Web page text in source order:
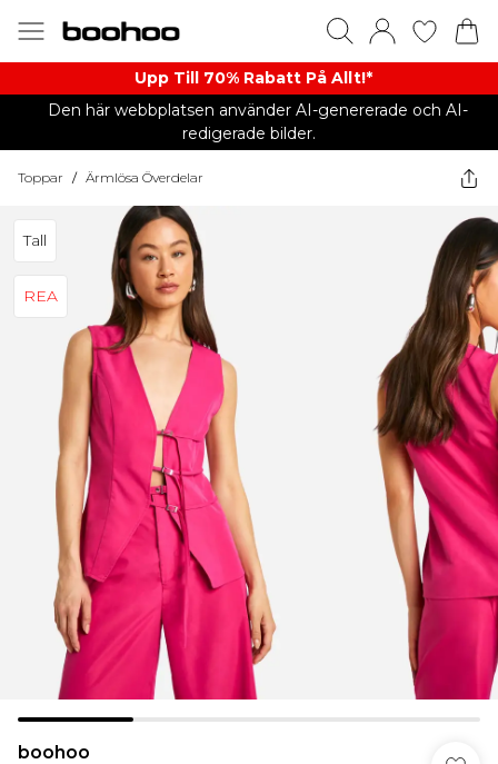
Upp Till 70% Rabatt På Allt!*
Den här webbplatsen använder AI-genererade och AI-
redigerade bilder.
Toppar / Ärmlösa Överdelar
Tall
REA
boohoo